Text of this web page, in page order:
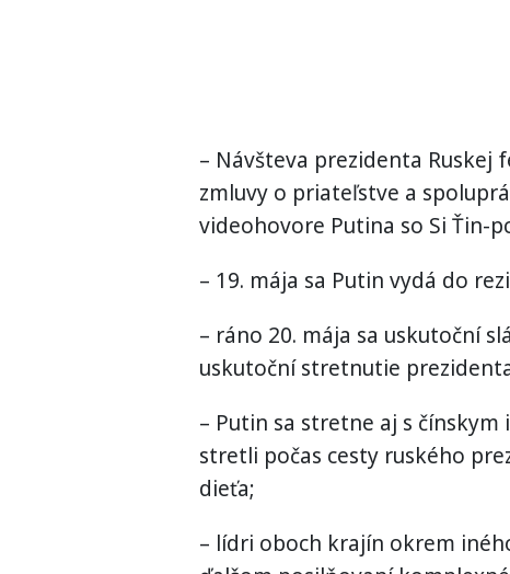
– Návšteva prezidenta Ruskej
zmluvy o priateľstve a
videohovore Putina so Si Ťin-
– 19. mája sa Putin vydá do
– ráno 20. mája sa uskutoční
uskutoční stretnutie
– Putin sa stretne aj s
stretli počas cesty ruského
dieťa;
– lídri oboch krajín okrem